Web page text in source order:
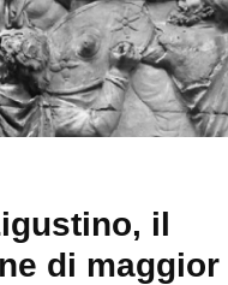
il
di maggior